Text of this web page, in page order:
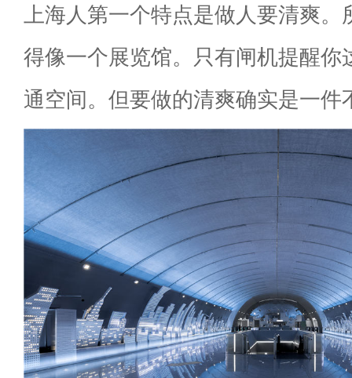
上海人第一个特点是做人要清爽
得像一个展览馆。只有闸机提醒你
通空间。但要做的清爽确实是一件